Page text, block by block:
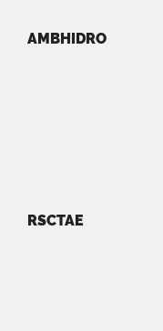
AMBHIDRO
RSCTAE